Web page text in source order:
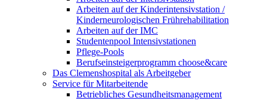
Arbeiten auf der Kinderintensivstation /
Kinderneurologischen Frührehabilitation
Arbeiten auf der IMC
Studentenpool Intensivstationen
Pflege-Pools
Berufseinsteigerprogramm choose&care
Das Clemenshospital als Arbeitgeber
Service für Mitarbeitende
Betriebliches Gesundheitsmanagement